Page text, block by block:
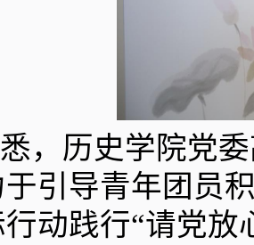
，历史学院党
引导青年团员
动践行“请党